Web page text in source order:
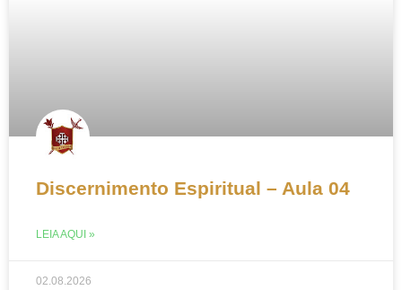
Discernimento Espiritual – Aula 04
LEIA AQUI »
02.08.2026